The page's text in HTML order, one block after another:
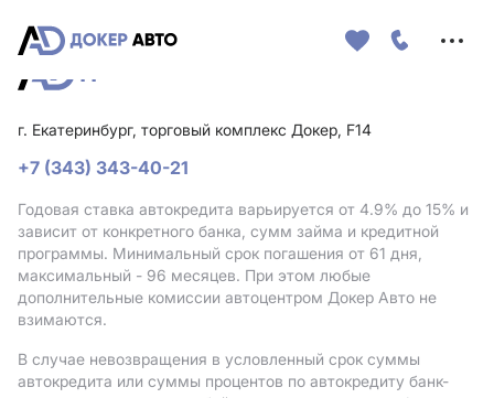
г. Екатеринбург, торговый комплекс Докер, F14
+7 (343) 343-40-21
Годовая ставка автокредита варьируется от 4.9% до 15% и
зависит от конкретного банка, сумм займа и кредитной
программы. Минимальный срок погашения от 61 дня,
максимальный - 96 месяцев. При этом любые
дополнительные комиссии автоцентром Докер Авто не
взимаются.
В случае невозвращения в условленный срок суммы
автокредита или суммы процентов по автокредиту банк-